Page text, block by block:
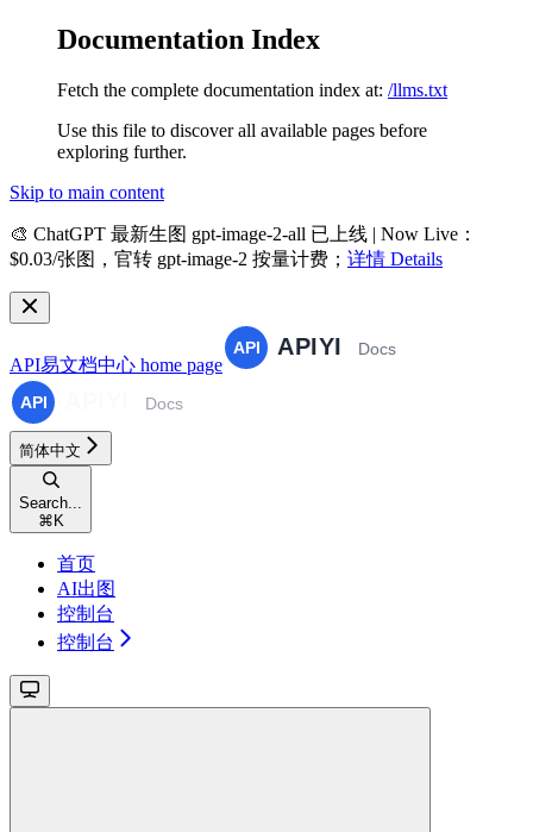
Documentation Index
Fetch the complete documentation index at: /llms.txt
Use this file to discover all available pages before
exploring further.
Skip to main content
🎨 ChatGPT 最新生图 gpt-image-2-all 已上线 | Now Live ：
$0.03/张图，官转 gpt-image-2 按量计费； 详情 Details
API易文档中心 home page
简体中文
Search...
⌘ K
首页
AI出图
控制台
控制台